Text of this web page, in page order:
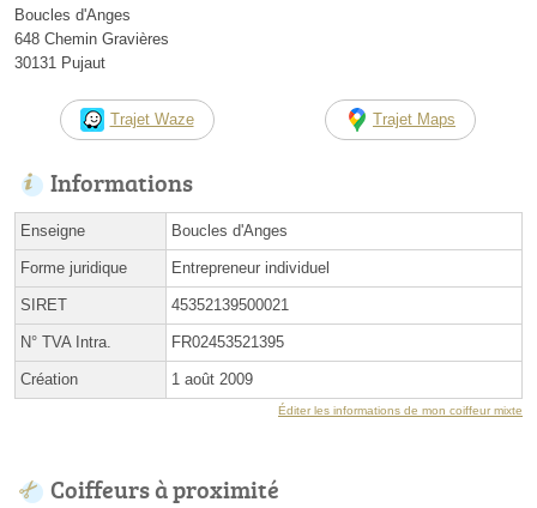
Boucles d'Anges
648 Chemin Gravières
30131 Pujaut
Trajet Waze Trajet Maps
Informations
Enseigne Boucles d'Anges
Forme juridique Entrepreneur individuel
SIRET 45352139500021
N° TVA Intra. FR02453521395
Création 1 août 2009
Éditer les informations de mon coiffeur mixte
Coiffeurs à proximité